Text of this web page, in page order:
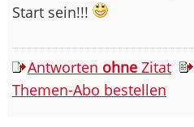
Start sein!!!
Antworten ohne Zitat
Themen-Abo bestellen